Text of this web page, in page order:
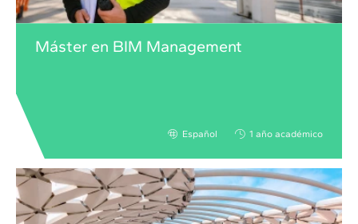
Máster en BIM Management
Español 1 año académico